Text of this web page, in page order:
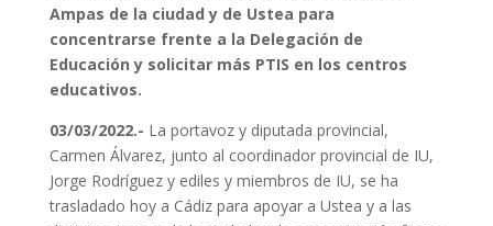
Ampas de la ciudad y de Ustea para
concentrarse frente a la Delegación de
Educación y solicitar más PTIS en los centros
educativos.
03/03/2022.- La portavoz y diputada provincial,
Carmen Álvarez, junto al coordinador provincial de IU,
Jorge Rodríguez y ediles y miembros de IU, se ha
trasladado hoy a Cádiz para apoyar a Ustea y a las